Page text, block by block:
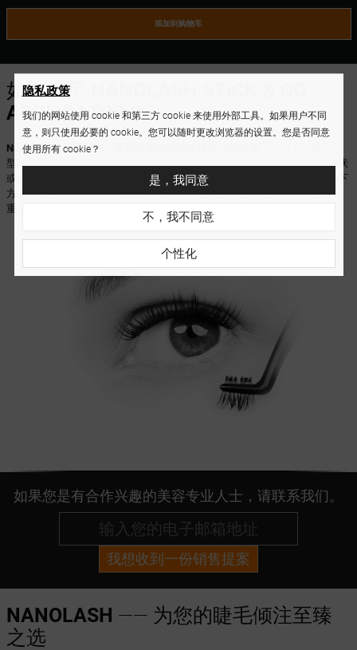
添加到购物车
如何使用
APPLICATOR？
Nanolash 涂抹器旨在让
型。它能让您轻松地从包装中取出簇状睫毛和半段睫毛，同时不损坏其形状
或粘合条。凭借其精准的尖端，您可以轻松将睫毛置于自身自然睫毛线正下
方——无需额外胶水。防粘涂层有助于保持睫毛的粘性，这对预粘产品尤为
重要，让您从头到尾完全掌控睫毛的粘贴过程。
如果您是有合作兴趣的美容专业人士，请联系我们。
我想收到一份销售提案
NANOLASH —— 为您的睫毛倾注至臻
之选
隐私政策
我们的网站使用 cookie 和第三方 cookie 来使用外部工具。如果用户不同
意，则只使用必要的 cookie。您可以随时更改浏览器的设置。您是否同意
使用所有 cookie？
是，我同意
不，我不同意
个性化